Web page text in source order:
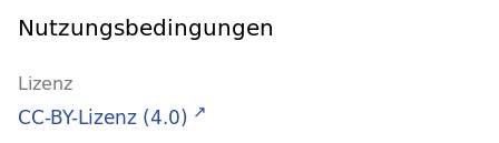
Nutzungsbedingungen
Lizenz
CC-BY-Lizenz (4.0)